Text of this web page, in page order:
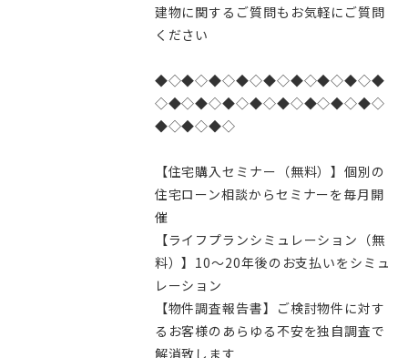
建物に関するご質問もお気軽にご質問
ください
◆◇◆◇◆◇◆◇◆◇◆◇◆◇◆◇◆
◇◆◇◆◇◆◇◆◇◆◇◆◇◆◇◆◇
◆◇◆◇◆◇
【住宅購入セミナー（無料）】個別の
住宅ローン相談からセミナーを毎月開
催
【ライフプランシミュレーション（無
料）】10～20年後のお支払いをシミュ
レーション
【物件調査報告書】ご検討物件に対す
るお客様のあらゆる不安を独自調査で
解消致します